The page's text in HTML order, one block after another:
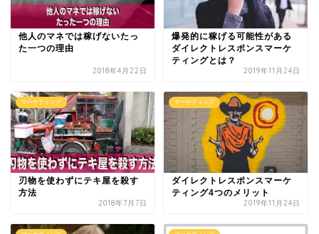
他人のマネでは稼げないたっ
た一つの理由
2018年4月22日
爆発的に稼げる可能性がある
ダイレクトレスポンスマーケ
ティングとは？
2019年11月24日
マーケティング
刃物を使わずにテキ屋を殺す
方法
2018年7月7日
マーケティング
ダイレクトレスポンスマーケ
ティング4つのメリット
2019年11月24日